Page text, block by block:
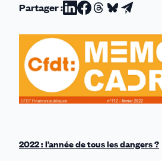
Partager :Partager
sur
Linkedin
Partager
sur
Facebook
Partager
sur
Threads
Partager
sur
Bluesky
Partager
par
email
2022 : l’année de tous les dangers ?